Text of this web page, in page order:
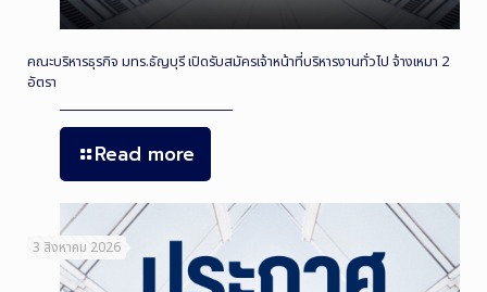
คณะบริหารธุรกิจ มทร.ธัญบุรี เปิดรับสมัครเจ้าหน้าที่บริหารงานทั่วไป จ้างเหมา 2
อัตรา
Read more
3 สิงหาคม 2026